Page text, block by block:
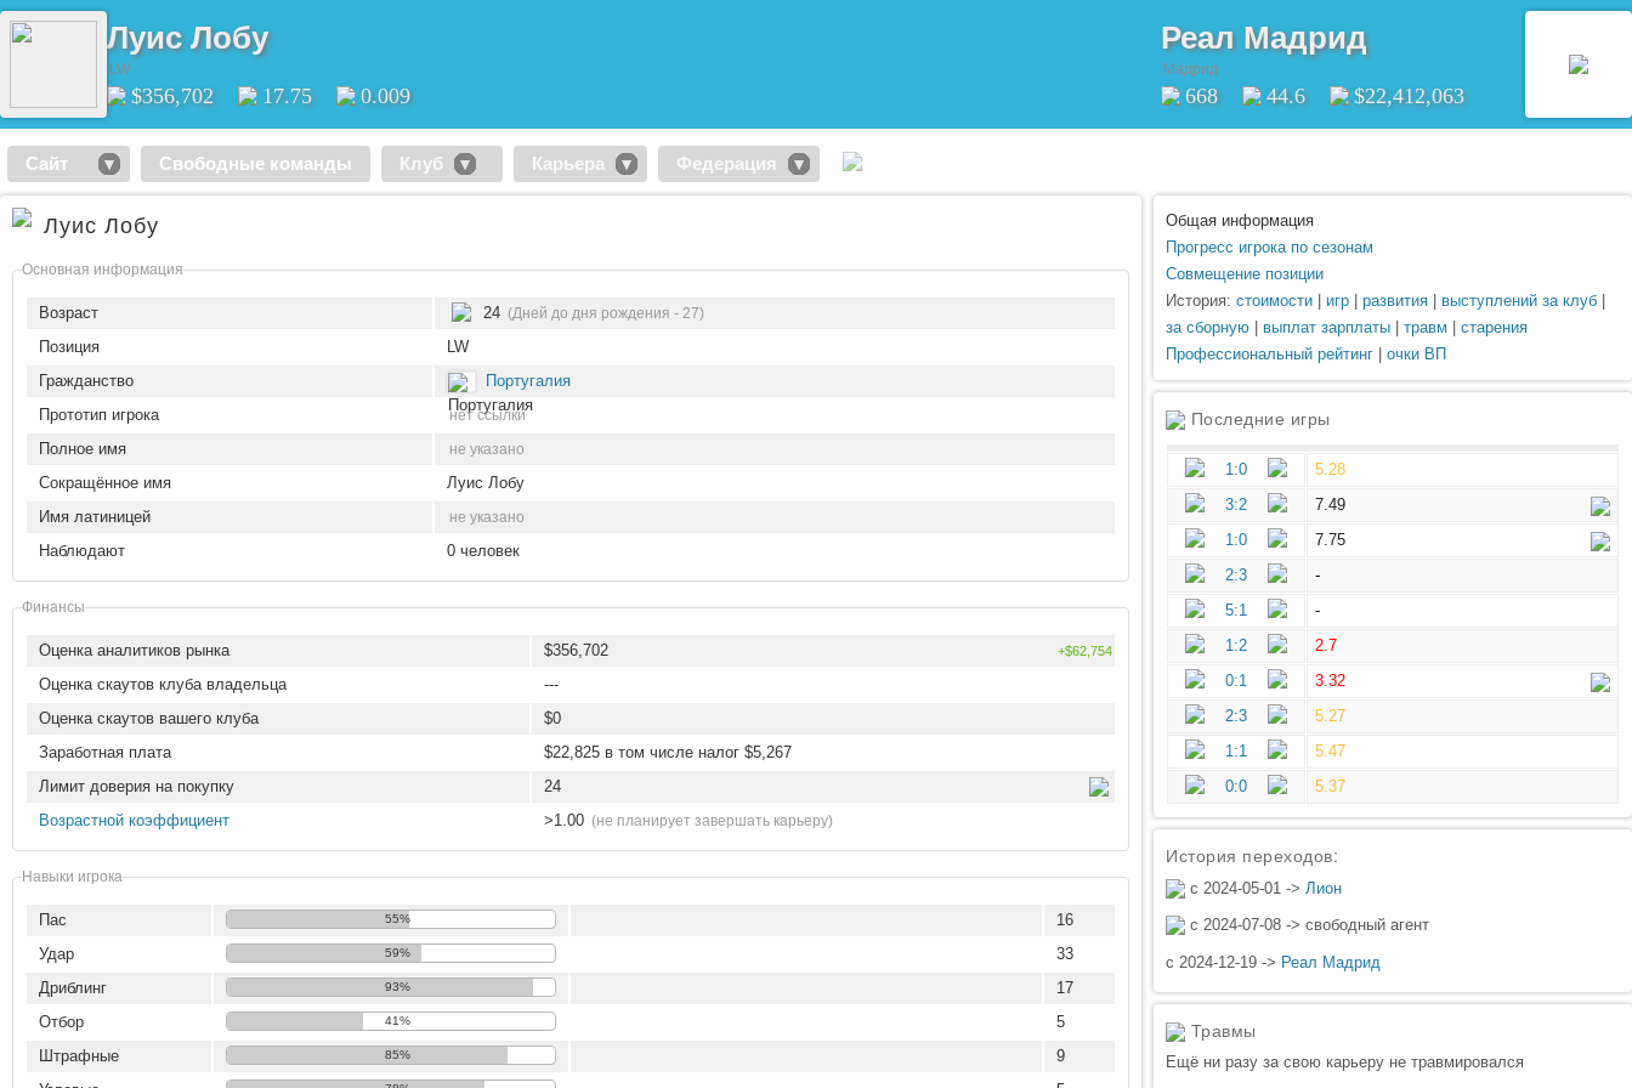
Луис Лобу
LW
$356,702 17.75 0.009
Реал Мадрид
Мадрид
668 44.6 $22,412,063
Сайт Свободные команды Клуб Карьера Федерация
Луис Лобу
Основная информация
Возраст 24 (Дней до дня рождения - 27)
Позиция
LW
Гражданство
Португалия
Прототип игрока
нет ссылки
Полное имя не указано
Сокращённое имя
Луис Лобу
Имя латиницей
не указано
Наблюдают 0 человек
Финансы
Оценка аналитиков рынка $356,702 +$62,754
Оценка скаутов клуба владельца
---
Оценка скаутов вашего клуба
$0
Заработная плата
$22,825 в том числе налог $5,267
Лимит доверия на покупку
24
Возрастной коэффициент
>1.00 (не планирует завершать карьеру)
Навыки игрока
Пас 55%
16
Удар
59%
33
Дриблинг
93%
17
Отбор
41%
5
Штрафные
85%
9
Общая информация
Прогресс игрока по сезонам
Совмещение позиции
История: стоимости игр развития выступлений за клуб
за сборную
выплат зарплаты травм
старения
Профессиональный рейтинг
очки ВП
Последние игры
1:0
5.28
3:2
7.49
1:0
7.75
2:3
-
5:1
-
1:2
2.7
0:1
3.32
2:3
5.27
1:1
5.47
0:0
5.37
История переходов:
с 2024-05-01 -> Лион
с 2024-07-08 -> свободный агент
с 2024-12-19 -> Реал Мадрид
Травмы
Ещё ни разу за свою карьеру не травмировался